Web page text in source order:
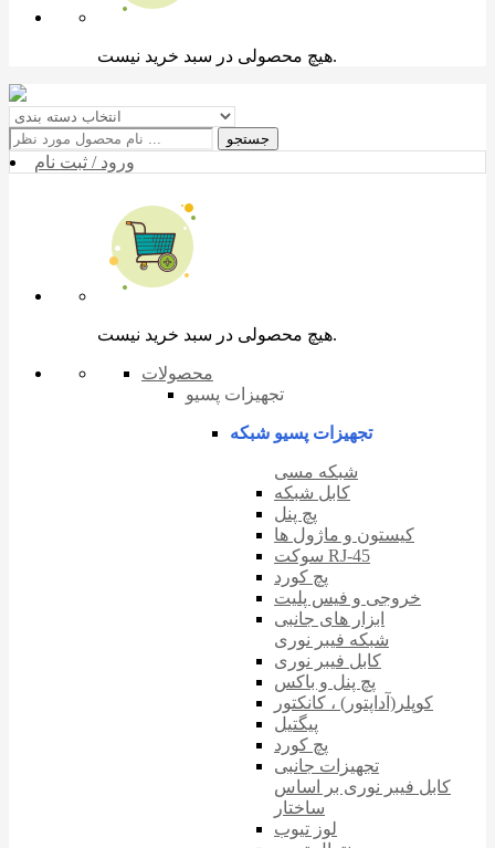
هیچ محصولی در سبد خرید نیست.
جستجو
ورود / ثبت نام
هیچ محصولی در سبد خرید نیست.
محصولات
تجهیزات پسیو
تجهیزات پسیو شبکه
شبکه مسی
کابل شبکه
پچ پنل
کیستون و ماژول ها
سوکت RJ-45
پچ کورد
خروجی و فیس پلیت
ابزار های جانبی
شبکه فیبر نوری
کابل فیبر نوری
پچ پنل و باکس
کوپلر(آداپتور) ، کانکتور
پیگتیل
پچ کورد
تجهیزات جانبی
کابل فیبر نوری بر اساس
ساختار
لوز تیوب